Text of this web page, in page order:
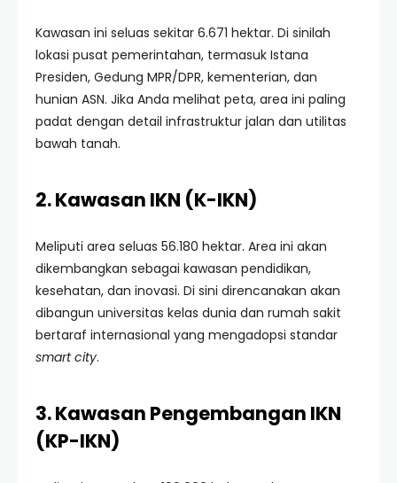
Kawasan ini seluas sekitar 6.671 hektar. Di sinilah
lokasi pusat pemerintahan, termasuk Istana
Presiden, Gedung MPR/DPR, kementerian, dan
hunian ASN. Jika Anda melihat peta, area ini paling
padat dengan detail infrastruktur jalan dan utilitas
bawah tanah.
2. Kawasan IKN (K-IKN)
Meliputi area seluas 56.180 hektar. Area ini akan
dikembangkan sebagai kawasan pendidikan,
kesehatan, dan inovasi. Di sini direncanakan akan
dibangun universitas kelas dunia dan rumah sakit
bertaraf internasional yang mengadopsi standar
smart city.
3. Kawasan Pengembangan IKN
(KP-IKN)